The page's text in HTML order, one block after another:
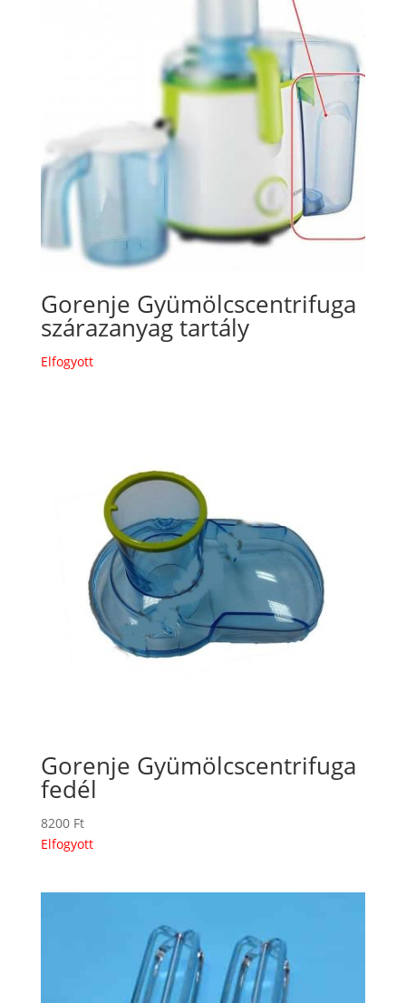
Gorenje Gyümölcscentrifuga
szárazanyag tartály
Elfogyott
Gorenje Gyümölcscentrifuga
fedél
8200 Ft
Elfogyott